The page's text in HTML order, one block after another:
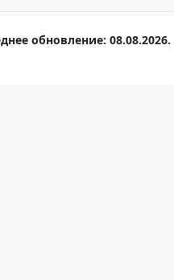
обновление: 08.08.2026.